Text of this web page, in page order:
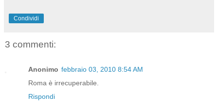
Condividi
3 commenti:
Anonimo febbraio 03, 2010 8:54 AM
Roma è irrecuperabile.
Rispondi